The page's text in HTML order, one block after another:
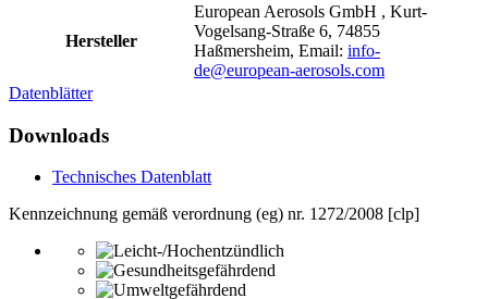
Hersteller
European Aerosols GmbH , Kurt-
Vogelsang-Straße 6, 74855
Haßmersheim, Email: info-
de@european-aerosols.com
Datenblätter
Downloads
Technisches Datenblatt
Kennzeichnung gemäß verordnung (eg) nr. 1272/2008 [clp]